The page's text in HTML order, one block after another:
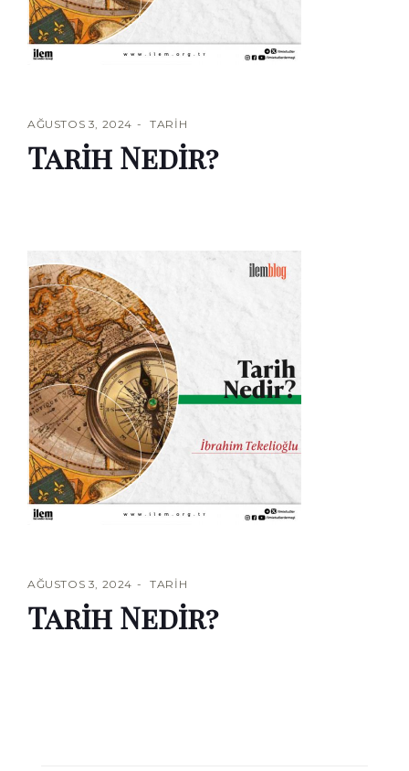
AĞUSTOS 3, 2024 TARIH
Tarih Nedir?
AĞUSTOS 3, 2024 TARIH
Tarih Nedir?